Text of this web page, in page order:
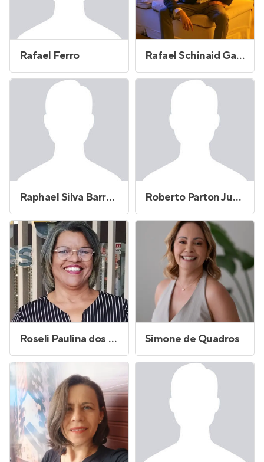
Rafael Ferro Rafael Schinaid Gama
Raphael Silva Barreto Roberto Parton Junior
Roseli Paulina dos Santos Fernandes Simone de Quadros